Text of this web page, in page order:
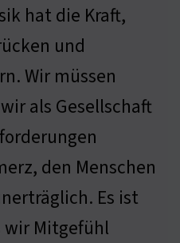
hat die Kraft,
und
Wir müssen
als Gesellschaft
den Menschen
Es ist
wir Mitgefühl